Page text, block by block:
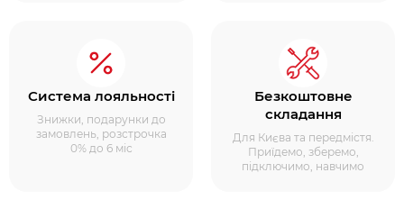
Система лояльності
Знижки, подарунки до
замовлень, розстрочка
0% до 6 міс
Безкоштовне
складання
Для Києва та передмістя.
Приїдемо, зберемо,
підключимо, навчимо